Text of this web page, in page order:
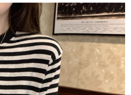
需儲值。
可結帳。
。
後，將跳轉至「AFTEE先享後付」
即可完成結帳。
知簡訊。
簡訊中的連結，可透過四大超商／
免運費
免運費